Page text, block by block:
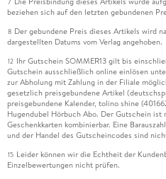
7
beziehen sich auf den letzten gebundenen
8 Der gebundene Preis dieses Artikels wird
dargestellten Datums vom Verlag angehoben.
12 Ihr Gutschein SOMMER13 gilt bis
Gutschein ausschließlich online einlösen
zur Abholung mit Zahlung in der Filiale
gesetzlich preisgebundene Artikel
preisgebundene Kalender, tolino shine
Hugendubel Hörbuch Abo. Der Gutschein
Geschenkkarten kombinierbar. Eine
und der Handel des Gutscheincodes sind
15 Leider können wir die Echtheit der
Einzelbewertungen nicht prüfen.